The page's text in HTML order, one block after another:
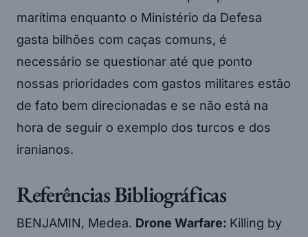
marítima enquanto o Ministério da Defesa
gasta bilhões com caças comuns, é
necessário se questionar até que ponto
nossas prioridades com gastos militares estão
de fato bem direcionadas e se não está na
hora de seguir o exemplo dos turcos e dos
iranianos.
Referências Bibliográficas
BENJAMIN, Medea. Drone Warfare: Killing by